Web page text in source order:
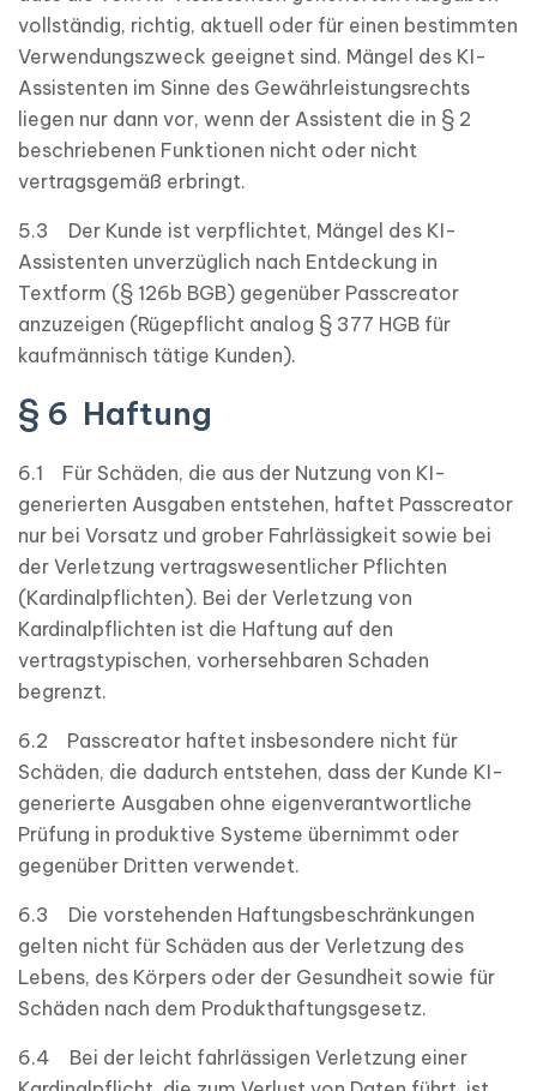
vollständig, richtig, aktuell oder für einen bestimmten
Verwendungszweck geeignet sind. Mängel des KI-
Assistenten im Sinne des Gewährleistungsrechts
liegen nur dann vor, wenn der Assistent die in § 2
beschriebenen Funktionen nicht oder nicht
vertragsgemäß erbringt.
5.3 Der Kunde ist verpflichtet, Mängel des KI-
Assistenten unverzüglich nach Entdeckung in
Textform (§ 126b BGB) gegenüber Passcreator
anzuzeigen (Rügepflicht analog § 377 HGB für
kaufmännisch tätige Kunden).
§ 6 Haftung
6.1 Für Schäden, die aus der Nutzung von KI-
generierten Ausgaben entstehen, haftet Passcreator
nur bei Vorsatz und grober Fahrlässigkeit sowie bei
der Verletzung vertragswesentlicher Pflichten
(Kardinalpflichten). Bei der Verletzung von
Kardinalpflichten ist die Haftung auf den
vertragstypischen, vorhersehbaren Schaden
begrenzt.
6.2 Passcreator haftet insbesondere nicht für
Schäden, die dadurch entstehen, dass der Kunde KI-
generierte Ausgaben ohne eigenverantwortliche
Prüfung in produktive Systeme übernimmt oder
gegenüber Dritten verwendet.
6.3 Die vorstehenden Haftungsbeschränkungen
gelten nicht für Schäden aus der Verletzung des
Lebens, des Körpers oder der Gesundheit sowie für
Schäden nach dem Produkthaftungsgesetz.
6.4 Bei der leicht fahrlässigen Verletzung einer